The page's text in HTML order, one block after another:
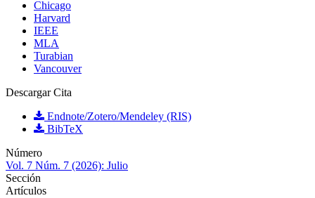
Chicago
Harvard
IEEE
MLA
Turabian
Vancouver
Descargar Cita
Endnote/Zotero/Mendeley (RIS)
BibTeX
Número
Vol. 7 Núm. 7 (2026): Julio
Sección
Artículos